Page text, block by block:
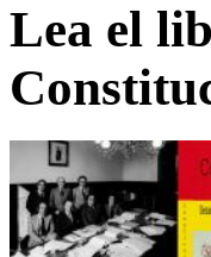
Lea el